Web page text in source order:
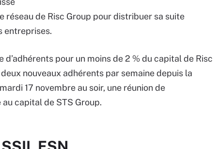
réseau de Risc Group pour distribuer sa suite
entreprises.
pour un moins de 2 % du capital de Risc
nouveaux adhérents par semaine depuis la
17 novembre au soir, une réunion de
capital de STS Group.